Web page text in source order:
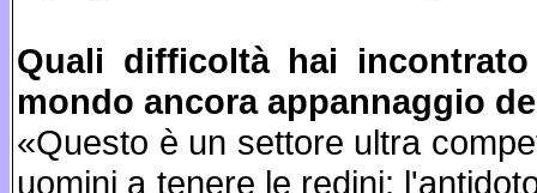
Quali difficoltà hai
mondo ancora appannaggio
«Questo è un settore ultra
uomini a tenere le redini: